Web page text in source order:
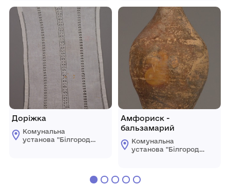
Білгород-
Дністровської
міської ради
Доріжка
Комунальна
установа "Білгород-
Білгород-
Дністровської
міської ради
Амфориск -
бальзамарий
Комунальна
установа "Білгород-
Дністровської